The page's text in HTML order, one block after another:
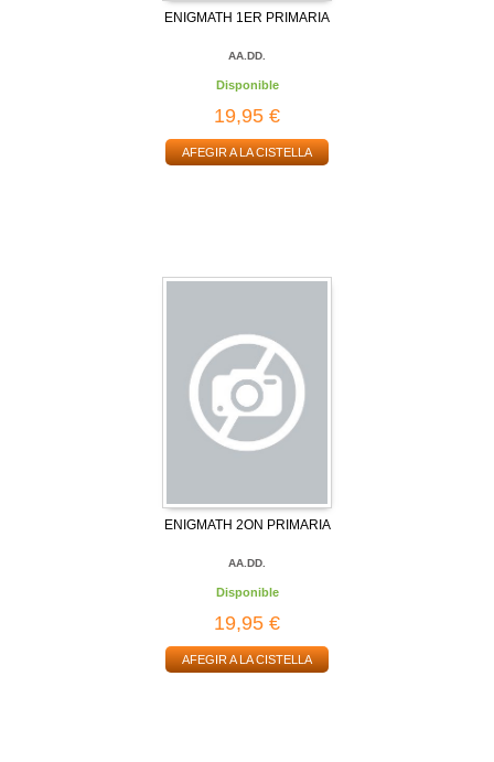
ENIGMATH 1ER PRIMARIA
AA.DD.
Disponible
19,95 €
AFEGIR A LA CISTELLA
ENIGMATH 2ON PRIMARIA
AA.DD.
Disponible
19,95 €
AFEGIR A LA CISTELLA